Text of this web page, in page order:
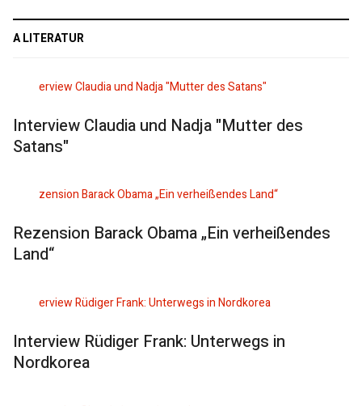
A LITERATUR
Interview Claudia und Nadja "Mutter des
Satans"
Rezension Barack Obama „Ein verheißendes
Land“
Interview Rüdiger Frank: Unterwegs in
Nordkorea